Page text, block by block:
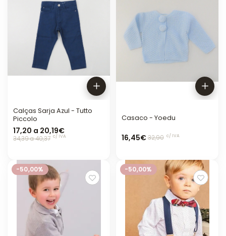
Calças Sarja Azul - Tutto
Piccolo
17,20 a 20,19€
34,39 a 40,37 c/ IVA
Casaco - Yoedu
16,45€32,90 c/ IVA
-50,00% -50,00%